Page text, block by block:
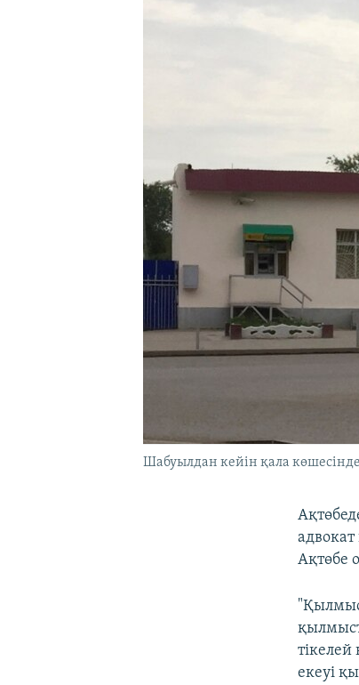
Шабуылдан кейін қала
Ақтөбе
екеуі